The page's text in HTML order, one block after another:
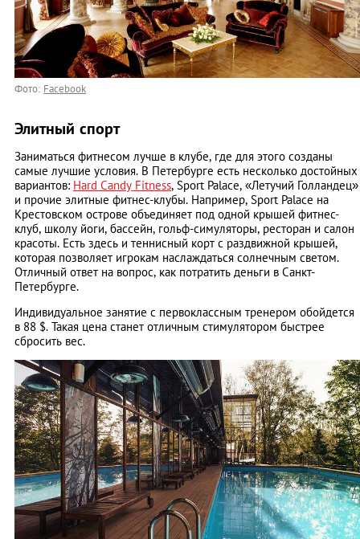
Фото: Facebook
Элитный спорт
Заниматься фитнесом лучше в клубе, где для этого созданы
самые лучшие условия. В Петербурге есть несколько достойных
вариантов: Hard Candy Fitness, Sport Palace, «Летучий Голландец»
и прочие элитные фитнес-клубы. Например, Sport Palace на
Крестовском острове объединяет под одной крышей фитнес-
клуб, школу йоги, бассейн, гольф-симуляторы, ресторан и салон
красоты. Есть здесь и теннисный корт с раздвижной крышей,
которая позволяет игрокам наслаждаться солнечным светом.
Отличный ответ на вопрос, как потратить деньги в Санкт-
Петербурге.
Индивидуальное занятие с первоклассным тренером обойдется
в 88 $. Такая цена станет отличным стимулятором быстрее
сбросить вес.